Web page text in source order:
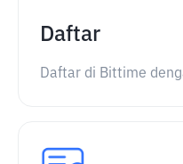
Daftar
Daftar di Bittime